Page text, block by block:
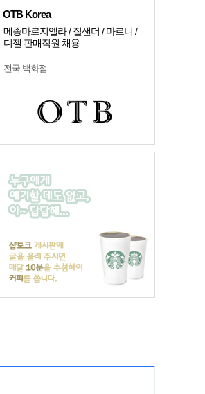
OTB Korea
메종마르지엘라 / 질샌더 / 마르니 /
디젤 판매직원 채용
전국 백화점